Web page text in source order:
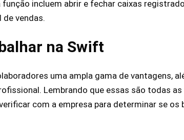
incluem abrir e fechar caixas
vendas.
na Swift
uma ampla gama de vantagens,
Lembrando que essas são todas
com a empresa para determinar se